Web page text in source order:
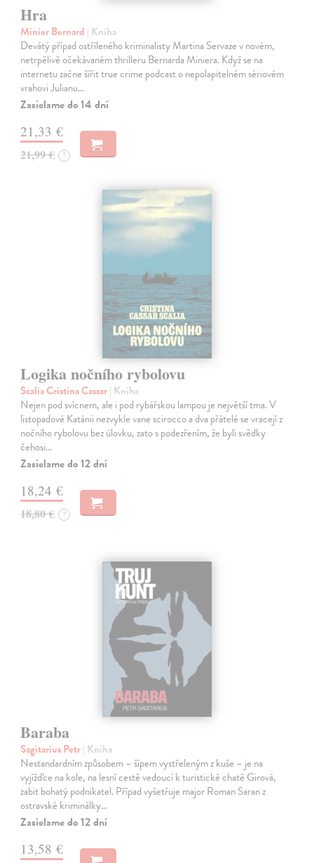
Hra
Minier Bernard | Kniha
Devátý případ ostříleného kriminalisty Martina Servaze v novém,
netrpělivě očekávaném thrilleru Bernarda Miniera. Když se na
internetu začne šířit true crime podcast o nepolapitelném sériovém
vrahovi Julianu…
Zasielame do 14 dní
21,33 €
21,99 € ?
Logika nočního rybolovu
Scalia Cristina Cassar| Kniha
Nejen pod svícnem, ale i pod rybářskou lampou je největší tma. V
listopadové Katánii nezvykle vane scirocco a dva přátelé se vracejí z
nočního rybolovu bez úlovku, zato s podezřením, že byli svědky
čehosi…
Zasielame do 12 dní
18,24 €
18,80 € ?
Baraba
Sagitarius Petr| Kniha
Nestandardním způsobem – šípem vystřeleným z kuše – je na
vyjížďce na kole, na lesní cestě vedoucí k turistické chatě Girová,
zabit bohatý podnikatel. Případ vyšetřuje major Roman Saran z
ostravské kriminálky…
Zasielame do 12 dní
13,58 €